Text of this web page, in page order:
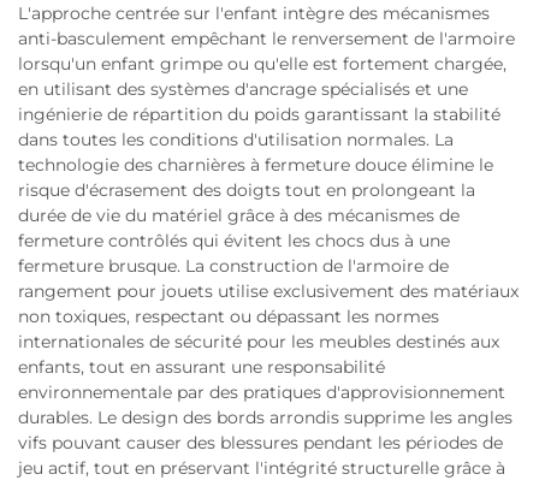
L'approche centrée sur l'enfant intègre des mécanismes
anti-basculement empêchant le renversement de l'armoire
lorsqu'un enfant grimpe ou qu'elle est fortement chargée,
en utilisant des systèmes d'ancrage spécialisés et une
ingénierie de répartition du poids garantissant la stabilité
dans toutes les conditions d'utilisation normales. La
technologie des charnières à fermeture douce élimine le
risque d'écrasement des doigts tout en prolongeant la
durée de vie du matériel grâce à des mécanismes de
fermeture contrôlés qui évitent les chocs dus à une
fermeture brusque. La construction de l'armoire de
rangement pour jouets utilise exclusivement des matériaux
non toxiques, respectant ou dépassant les normes
internationales de sécurité pour les meubles destinés aux
enfants, tout en assurant une responsabilité
environnementale par des pratiques d'approvisionnement
durables. Le design des bords arrondis supprime les angles
vifs pouvant causer des blessures pendant les périodes de
jeu actif, tout en préservant l'intégrité structurelle grâce à